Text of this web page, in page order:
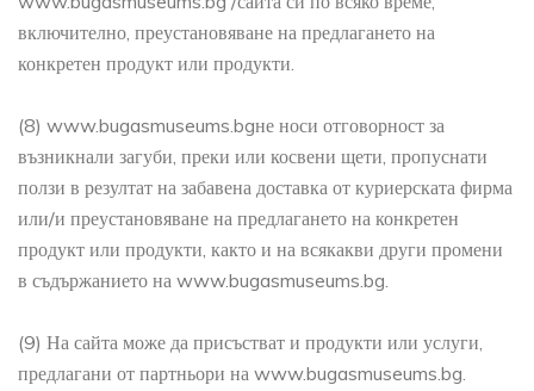
включително, преустановяване на предлагането на
конкретен продукт или продукти.
(8) www.bugasmuseums.bgне носи отговорност за
възникнали загуби, преки или косвени щети, пропуснати
ползи в резултат на забавена доставка от куриерската фирма
или/и преустановяване на предлагането на конкретен
продукт или продукти, както и на всякакви други промени
в съдържанието на www.bugasmuseums.bg.
(9) На сайта може да присъстват и продукти или услуги,
предлагани от партньори на www.bugasmuseums.bg.